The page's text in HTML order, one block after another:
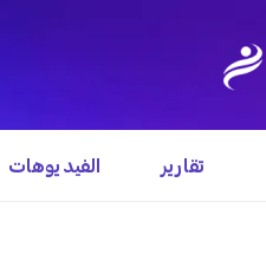
تقارير الفيديوهات